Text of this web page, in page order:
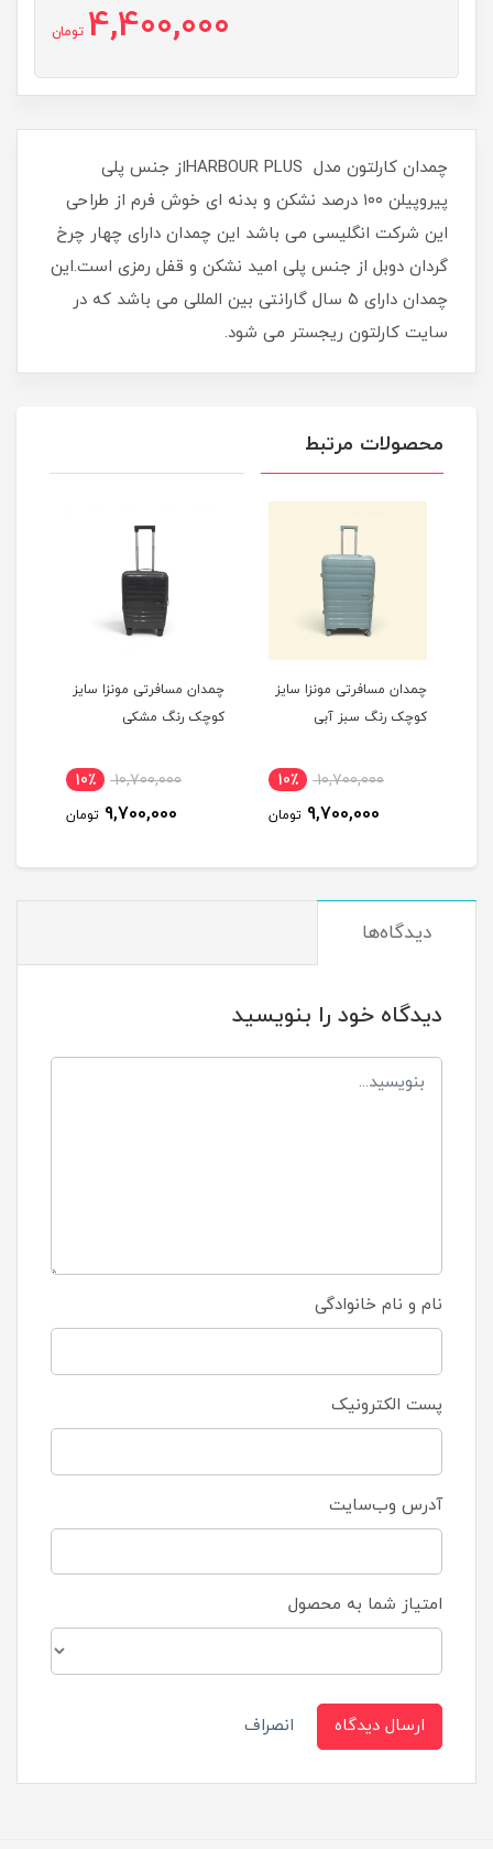
4,400,000 تومان
چمدان کارلتون مدل HARBOUR PLUSاز جنس پلی
پیروپیلن ۱۰۰ درصد نشکن و بدنه ای خوش فرم از طراحی
این شرکت انگلیسی می باشد این چمدان دارای چهار چرخ
گردان دوبل از جنس پلی امید نشکن و قفل رمزی است.این
چمدان دارای ۵ سال گارانتی بین المللی می باشد که در
سایت کارلتون ریجستر می شود.
محصولات مرتبط
مسافرتی مونزا سایز
رنگ سبز آبی
10٪
تومان
چمدان مسافرتی مونزا سایز
کوچک رنگ مشکی
10,700,000 10٪
تومان
چمدان مسافرتی
10,700,000
دیدگاه‌ها
دیدگاه خود را بنویسید
نام و نام خانوادگی
پست الکترونیک
آدرس وب‌سایت
امتیاز شما به محصول
ارسال دیدگاه انصراف